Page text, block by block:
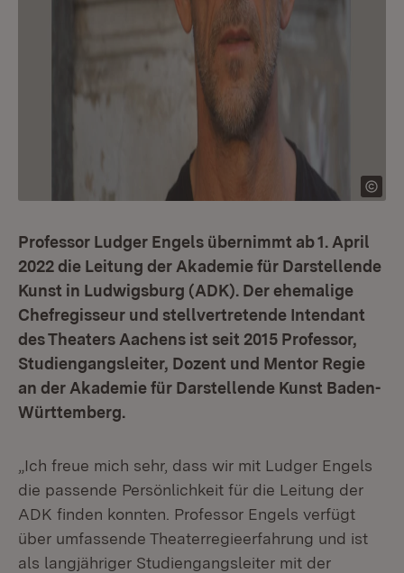
Professor Ludger Engels übernimmt ab 1. April
2022 die Leitung der Akademie für Darstellende
Kunst in Ludwigsburg (ADK). Der ehemalige
Chefregisseur und stellvertretende Intendant
des Theaters Aachens ist seit 2015 Professor,
Studiengangsleiter, Dozent und Mentor Regie
an der Akademie für Darstellende Kunst Baden-
Württemberg.
„Ich freue mich sehr, dass wir mit Ludger Engels
die passende Persönlichkeit für die Leitung der
ADK finden konnten. Professor Engels verfügt
über umfassende Theaterregieerfahrung und ist
als langjähriger Studiengangsleiter mit der